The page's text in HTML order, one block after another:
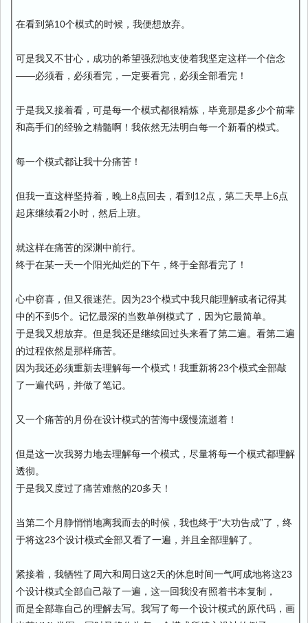
在看到第10个模式的时候，我便想放弃。
可是我又不甘心，成功的希望强烈地支使着我坚定这样一个信念
——必须看，必须看完，一定要看完，必须全部看完！
于是我又接着看，可是每一个模式都很精炼，毕竟那是多少个前辈
和高手们的经验之精髓啊！我依然无法明白每一个新看的模式。
每一个模式都让我十分痛苦！
但我一直这样坚持着，晚上8点回去，看到12点，第二天早上6点
起床继续看2小时，然后上班。
就这样在痛苦的深渊中前行。
终于在某一天一个阳光灿烂的下午，终于全部看完了！
心中窃喜，但又很迷茫。因为23个模式中我只能理解或者记得其
中的不到5个。记忆最深的当数单例模式了，因为它最简单。
于是我又想放弃。但是我还是继续回过头来看了第二遍。看第二遍
的过程依然是那样痛苦。
因为我还必须重新去理解每一个模式！我重新将23个模式全部敲
了一遍代码，并做了笔记。
又一个痛苦的月份在设计模式的苦海中缓慢流逝着！
但是这一次我努力地去理解每一个模式，尽量将每一个模式都理解
透彻。
于是我又度过了痛苦难熬的20多天！
当第二个月静悄悄地离我而去的时候，我也终于“大功告成”了，终
于将这23个设计模式全部又看了一遍，并且全部理解了。
紧接着，我牺牲了周六和周日这2天的休息时间一气呵成地将这23
个设计模式全部自己敲了一遍，这一回我没有照着书本复制，
而是全部靠自己的理解去写。我写了每一个设计模式的原代码，画